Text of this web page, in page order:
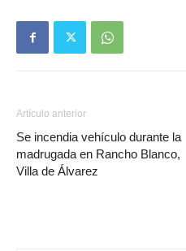
Artículo anterior
Se incendia vehículo durante la
madrugada en Rancho Blanco,
Villa de Álvarez